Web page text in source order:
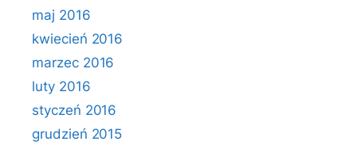
maj 2016
kwiecień 2016
marzec 2016
luty 2016
styczeń 2016
grudzień 2015